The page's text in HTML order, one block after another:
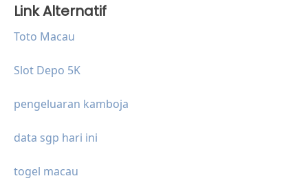
Link Alternatif
Toto Macau
Slot Depo 5K
pengeluaran kamboja
data sgp hari ini
togel macau